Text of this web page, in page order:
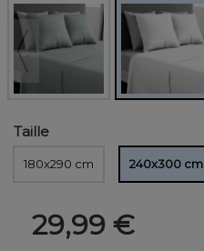
Taille
180x290 cm 240x300 cm
29,99 €